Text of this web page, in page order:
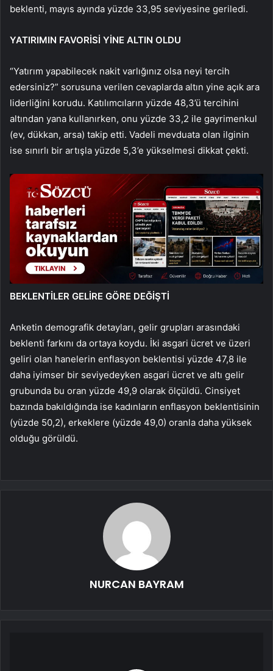
beklenti, mayıs ayında yüzde 33,95 seviyesine geriledi.
YATIRIMIN FAVORİSİ YİNE ALTIN OLDU
“Yatırım yapabilecek nakit varlığınız olsa neyi tercih
edersiniz?” sorusuna verilen cevaplarda altın yine açık ara
liderliğini korudu. Katılımcıların yüzde 48,3’ü tercihini
altından yana kullanırken, onu yüzde 33,2 ile gayrimenkul
(ev, dükkan, arsa) takip etti. Vadeli mevduata olan ilginin
ise sınırlı bir artışla yüzde 5,3’e yükselmesi dikkat çekti.
BEKLENTİLER GELİRE GÖRE DEĞİŞTİ
Anketin demografik detayları, gelir grupları arasındaki
beklenti farkını da ortaya koydu. İki asgari ücret ve üzeri
geliri olan hanelerin enflasyon beklentisi yüzde 47,8 ile
daha iyimser bir seviyedeyken asgari ücret ve altı gelir
grubunda bu oran yüzde 49,9 olarak ölçüldü. Cinsiyet
bazında bakıldığında ise kadınların enflasyon beklentisinin
(yüzde 50,2), erkeklere (yüzde 49,0) oranla daha yüksek
olduğu görüldü.
NURCAN BAYRAM